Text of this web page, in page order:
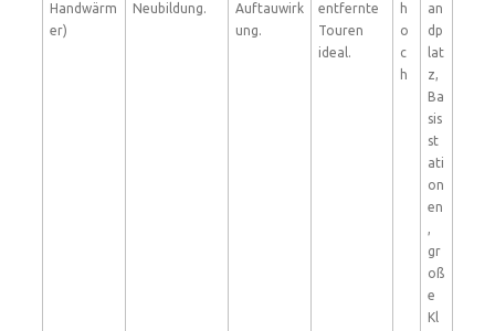
Handwärm
er)
Neubildung.
Auftauwirk
ung.
entfernte
Touren
ideal.
h
o
c
h
an
dp
lat
z,
Ba
sis
st
ati
on
en
,
gr
oß
e
Kl